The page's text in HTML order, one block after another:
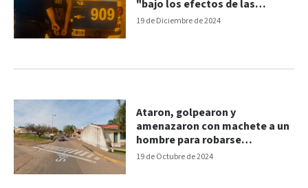
19 de Diciembre de 2024
"bajo los efectos de las
drogas"
19 de Octubre de 2024
Ataron, golpearon y
amenazaron con machete a un
hombre para robarse
millonaria suma